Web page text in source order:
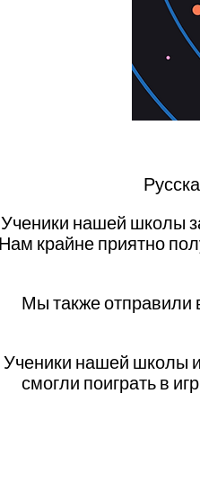
Ученики нашей школы
Нам крайне приятно
Мы также отправили
Ученики нашей школы
смогли поиграть в